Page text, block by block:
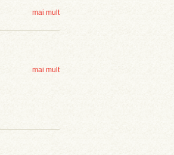
mai mult
mai mult